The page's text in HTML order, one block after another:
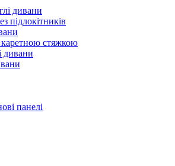
дивани
підлокітників
стяжкою
дивани
панелі